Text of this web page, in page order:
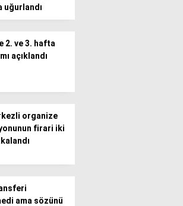
uğurlandı
2. ve 3. hafta
açıklandı
organize
firari iki
ama sözünü